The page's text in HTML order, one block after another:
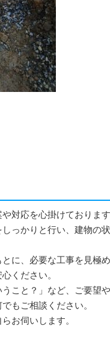
対応を心掛けております
っかりと行い、建物の
に、必要な工事を見極
ください。
こと？」など、ご要望
もご相談ください。
お伺いします。